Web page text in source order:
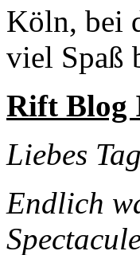
Köln, bei
viel Spaß
Rift Blog
Liebes
Endlich